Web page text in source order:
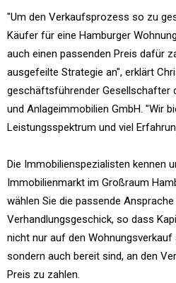
"Um den Verkaufsprozess so zu
Käufer für eine Hamburger
auch einen passenden Preis dafür
ausgefeilte Strategie an", erklärt
geschäftsführender Gesellschafter
und Anlageimmobilien GmbH. "Wir
Leistungsspektrum und viel
Die Immobilienspezialisten kennen
Immobilienmarkt im Großraum
wählen Sie die passende
Verhandlungsgeschick, so dass
nicht nur auf den
sondern auch bereit sind, an den
Preis zu zahlen.